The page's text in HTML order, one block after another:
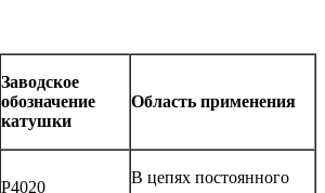
Заводское
обозначение
катушки
Область применения
Р4020
В цепях постоянного